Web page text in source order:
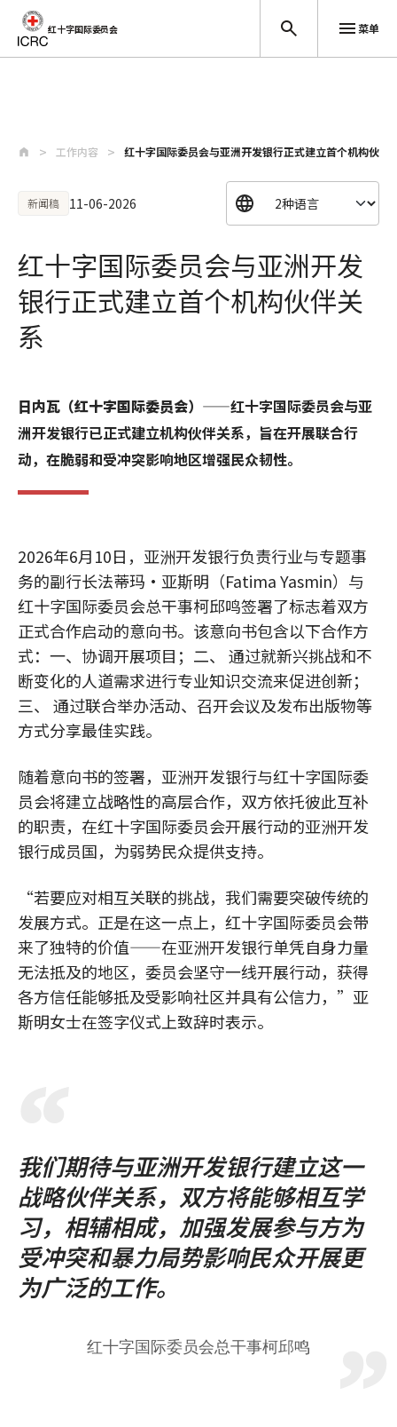
红十字国际委员会 菜单
工作内容 红十字国际委员会与亚洲开发银行正式建立首个机构伙伴
新闻稿 11-06-2026
红十字国际委员会与亚洲开发
银行正式建立首个机构伙伴关
系
日内瓦（红十字国际委员会） ——红十字国际委员会与亚
洲开发银行已正式建立机构伙伴关系，旨在开展联合行
动，在脆弱和受冲突影响地区增强民众韧性。
2026年6月10日，亚洲开发银行负责行业与专题事
务的副行长法蒂玛·亚斯明（Fatima Yasmin）与
红十字国际委员会总干事柯邱鸣签署了标志着双方
正式合作启动的意向书。该意向书包含以下合作方
式：一、协调开展项目；二、 通过就新兴挑战和不
断变化的人道需求进行专业知识交流来促进创新；
三、 通过联合举办活动、召开会议及发布出版物等
方式分享最佳实践。
随着意向书的签署，亚洲开发银行与红十字国际委
员会将建立战略性的高层合作，双方依托彼此互补
的职责，在红十字国际委员会开展行动的亚洲开发
银行成员国，为弱势民众提供支持。
“若要应对相互关联的挑战，我们需要突破传统的
发展方式。正是在这一点上，红十字国际委员会带
来了独特的价值——在亚洲开发银行单凭自身力量
无法抵及的地区，委员会坚守一线开展行动，获得
各方信任能够抵及受影响社区并具有公信力，”亚
斯明女士在签字仪式上致辞时表示。
我们期待与亚洲开发银行建立这一
战略伙伴关系，双方将能够相互学
习，相辅相成，加强发展参与方为
受冲突和暴力局势影响民众开展更
为广泛的工作。
红十字国际委员会总干事柯邱鸣